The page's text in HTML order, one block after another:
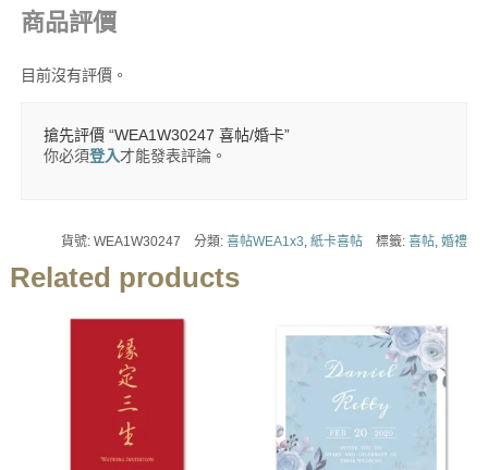
商品評價
目前沒有評價。
搶先評價 “WEA1W30247 喜帖/婚卡”
你必須登入才能發表評論。
貨號:WEA1W30247 分類:喜帖WEA1x3 ,紙卡喜帖 標籤:喜帖 ,婚禮
Related products